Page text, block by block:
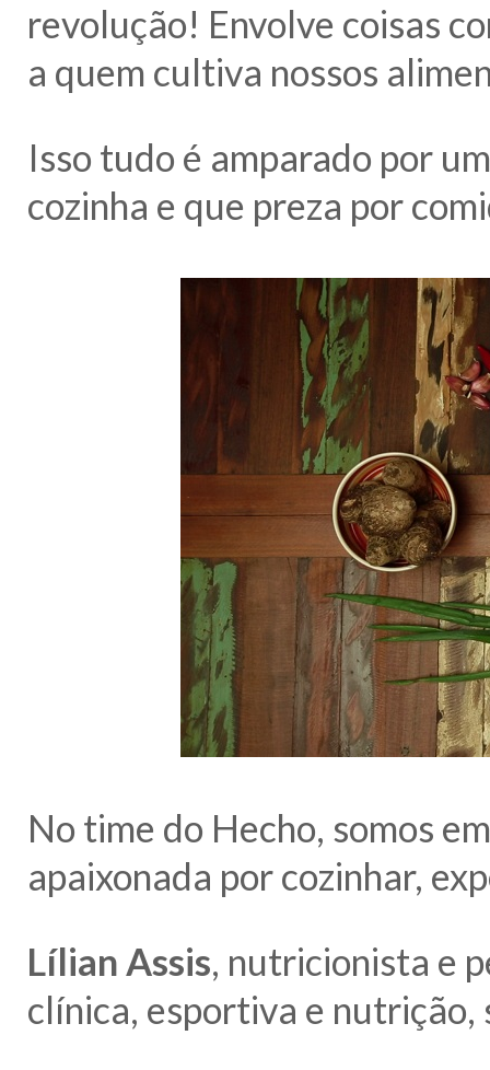
revolução! Envolve coisas
a quem cultiva nossos
Isso tudo é amparado por
cozinha e que preza por
No time do Hecho, somos
apaixonada por cozinhar,
Lílian Assis, nutricionista e
clínica, esportiva e nutrição,